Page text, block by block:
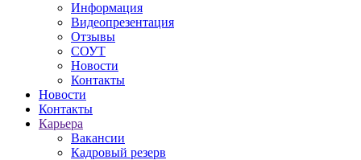
Информация
Видеопрезентация
Отзывы
СОУТ
Новости
Контакты
Новости
Контакты
Карьера
Вакансии
Кадровый резерв